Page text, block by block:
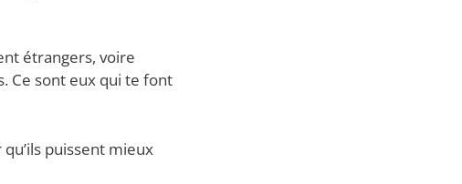
étrangers, voire
Ce sont eux qui te font
puissent mieux